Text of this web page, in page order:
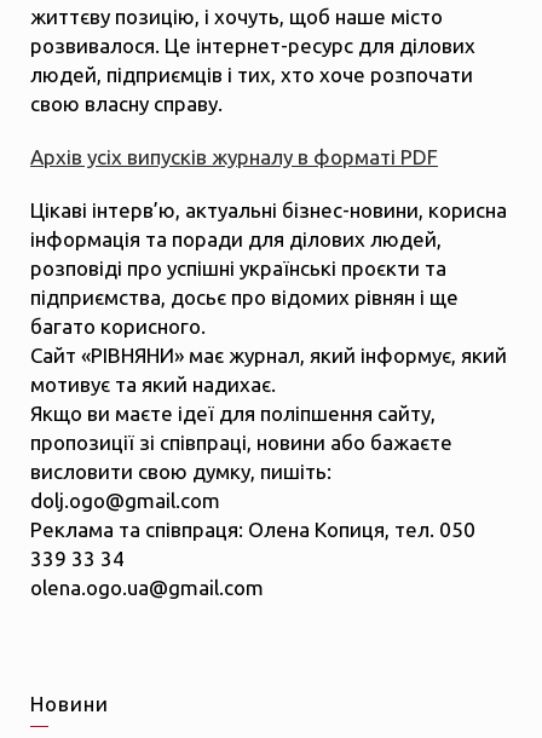
життєву позицію, і хочуть, щоб наше місто
розвивалося. Це інтернет-ресурс для ділових
людей, підприємців і тих, хто хоче розпочати
свою власну справу.
Архів усіх випусків журналу в форматі PDF
Цікаві інтерв’ю, актуальні бізнес-новини, корисна
інформація та поради для ділових людей,
розповіді про успішні українські проєкти та
підприємства, досьє про відомих рівнян і ще
багато корисного.
Сайт «РІВНЯНИ» має журнал, який інформує, який
мотивує та який надихає.
Якщо ви маєте ідеї для поліпшення сайту,
пропозиції зі співпраці, новини або бажаєте
висловити свою думку, пишіть:
dolj.ogo@gmail.com
Реклама та співпраця: Олена Копиця, тел. 050
339 33 34
olena.ogo.ua@gmail.com
Новини